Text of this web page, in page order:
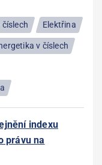
číslech Elektřina
v číslech
indexu
právu na